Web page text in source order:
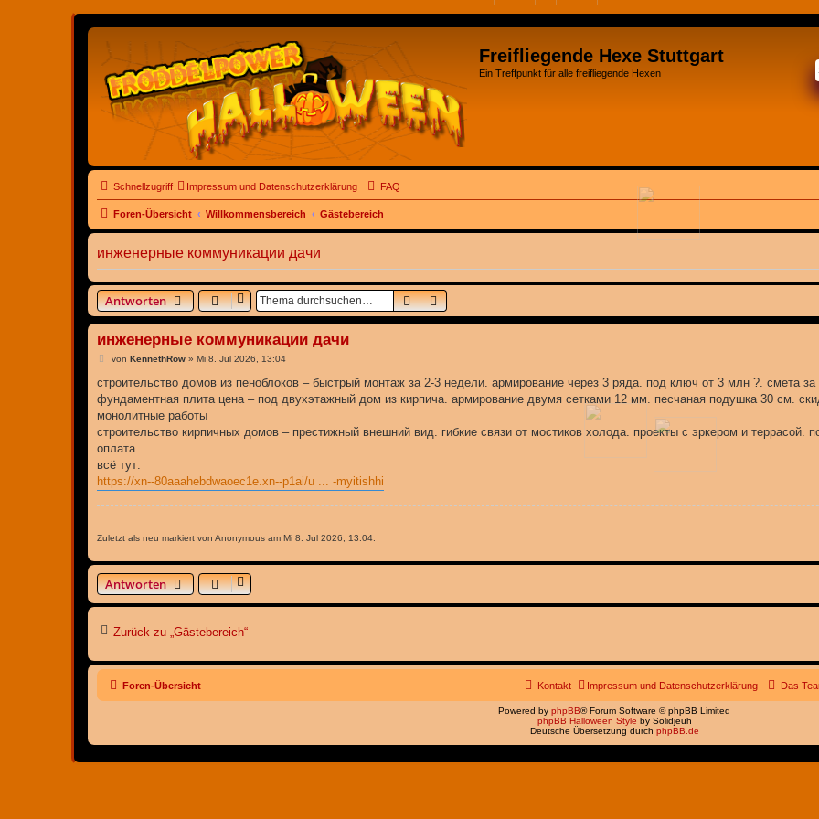
Freifliegende Hexe Stuttgart
Ein Treffpunkt für alle freifliegende Hexen
Schnellzugriff Impressum und Datenschutzerklärung FAQ
Foren-Übersicht Willkommensbereich Gästebereich
инженерные коммуникации дачи
Antworten SucheErweiterte Suche
инженерные коммуникации дачи
B
i
t
r
a
von KennethRow» Mi 8. Jul 2026, 13:04
строительство домов из пеноблоков – быстрый монтаж за 2-3 недели. армирование через 3 ряда. под ключ от 3 млн ?. смета за
фундаментная плита цена – под двухэтажный дом из кирпича. армирование двумя сетками 12 мм. песчаная подушка 30 см.
монолитные работы
строительство кирпичных домов – престижный внешний вид. гибкие связи от мостиков холода. проекты с эркером и террасой.
оплата
всё тут:
https://xn--80aaahebdwaoec1e.xn--p1ai/u ... -myitishhi
Zuletzt als neu markiert von Anonymous am Mi 8. Jul 2026, 13:04.
Antworten
Zurück zu „Gästebereich“
Foren-Übersicht Das
Impressum und Datenschutzerklärung
Kontakt
Powered by phpBB® Forum Software © phpBB Limited
phpBB Halloween Style by Solidjeuh
Deutsche Übersetzung durch phpBB.de